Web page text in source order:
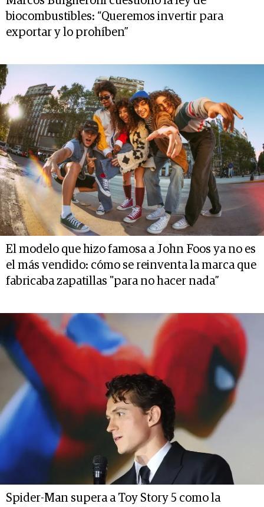
biocombustibles: “Queremos invertir para
exportar y lo prohíben”
El modelo que hizo famosa a John Foos ya no es
el más vendido: cómo se reinventa la marca que
fabricaba zapatillas "para no hacer nada”
Spider-Man supera a Toy Story 5 como la